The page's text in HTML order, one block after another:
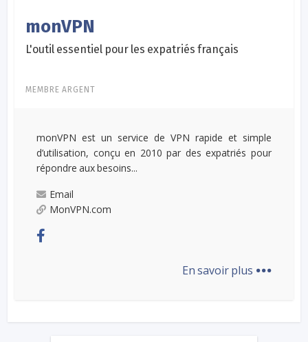
monVPN
L'outil essentiel pour les expatriés français
MEMBRE ARGENT
monVPN est un service de VPN rapide et simple
d’utilisation, conçu en 2010 par des expatriés pour
répondre aux besoins...
Email
MonVPN.com
En savoir plus ...